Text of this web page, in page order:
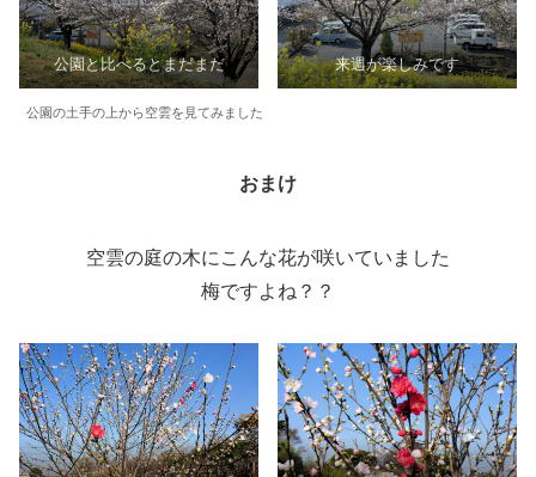
公園と比べるとまだまだ 来週が楽しみです
公園の土手の上から空雲を見てみました
おまけ
空雲の庭の木にこんな花が咲いていました
梅ですよね？？